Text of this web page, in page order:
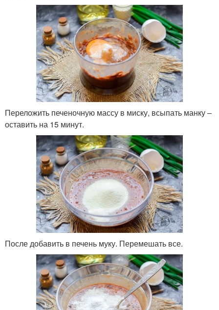
Переложить печеночную массу в миску, всыпать манку –
оставить на 15 минут.
После добавить в печень муку. Перемешать все.